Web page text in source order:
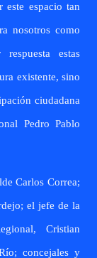
este espacio tan
nosotros como
estas
existente, sino
ciudadana
Pedro Pablo
Carlos Correa;
el jefe de la
Cristian
concejales y